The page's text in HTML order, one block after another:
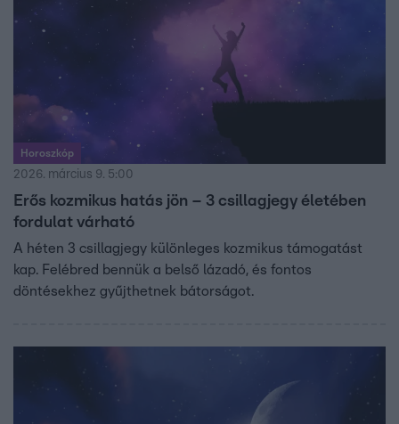
Horoszkóp
2026. március 9. 5:00
Erős kozmikus hatás jön – 3 csillagjegy életében
fordulat várható
A héten 3 csillagjegy különleges kozmikus támogatást
kap. Felébred bennük a belső lázadó, és fontos
döntésekhez gyűjthetnek bátorságot.